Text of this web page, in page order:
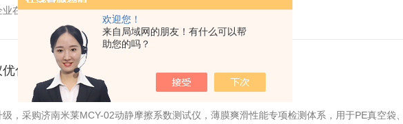
欢迎您！
来自局域网的朋友！有什么可以帮
助您的吗？
在医疗器械注册核查过程中发...
化薄膜爽滑性能检测体系
，采购济南米莱MCY-02动静摩擦系数测试仪，薄膜爽滑性能专项检测体系，用于PE真空袋